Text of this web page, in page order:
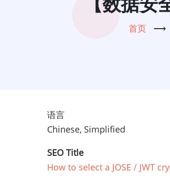
【数据
首页 ⟶
语言
Chinese, Simplified
SEO Title
How to select a JOSE / JWT